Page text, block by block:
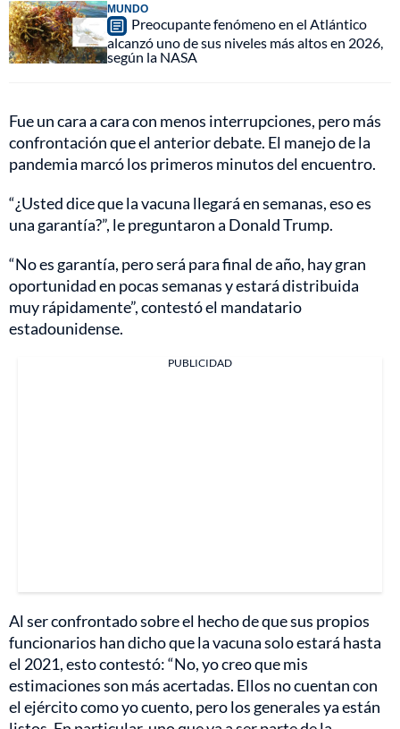
MUNDO
Preocupante fenómeno en el Atlántico
alcanzó uno de sus niveles más altos en 2026,
según la NASA
Fue un cara a cara con menos interrupciones, pero más
confrontación que el anterior debate. El manejo de la
pandemia marcó los primeros minutos del encuentro.
“¿Usted dice que la vacuna llegará en semanas, eso es
una garantía?”, le preguntaron a Donald Trump.
“No es garantía, pero será para final de año, hay gran
oportunidad en pocas semanas y estará distribuida
muy rápidamente”, contestó el mandatario
estadounidense.
PUBLICIDAD
Al ser confrontado sobre el hecho de que sus propios
funcionarios han dicho que la vacuna solo estará hasta
el 2021, esto contestó: “No, yo creo que mis
estimaciones son más acertadas. Ellos no cuentan con
el ejército como yo cuento, pero los generales ya están